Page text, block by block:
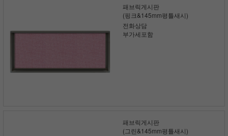
패브릭게시판
(핑크&145mm평틀새시)
전화상담
부가세포함
패브릭게시판
(그린&145mm평틀새시)